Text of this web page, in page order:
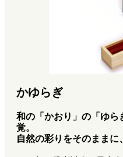
かゆらぎ
和の「かおり」の「ゆら
覚。
自然の彩りをそのままに